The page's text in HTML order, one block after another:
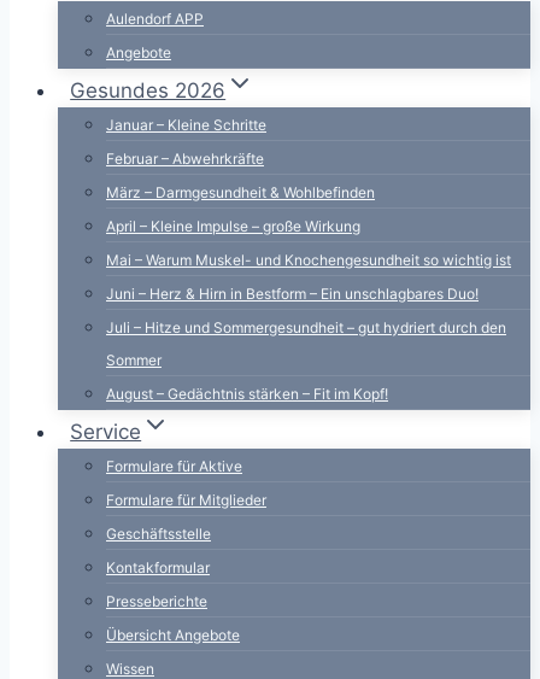
Aulendorf APP
Angebote
Gesundes 2026
Januar – Kleine Schritte
Februar – Abwehrkräfte
März – Darmgesundheit & Wohlbefinden
April – Kleine Impulse – große Wirkung
Mai – Warum Muskel- und Knochengesundheit so wichtig ist
Juni – Herz & Hirn in Bestform – Ein unschlagbares Duo!
Juli – Hitze und Sommergesundheit – gut hydriert durch den
Sommer
August – Gedächtnis stärken – Fit im Kopf!
Service
Formulare für Aktive
Formulare für Mitglieder
Geschäftsstelle
Kontakformular
Presseberichte
Übersicht Angebote
Wissen